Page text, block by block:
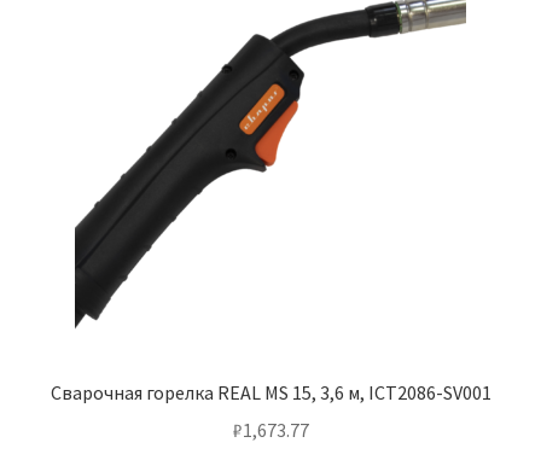
Сварочная горелка REAL MS 15, 3,6 м, ICT2086-SV001
₽1,673.77